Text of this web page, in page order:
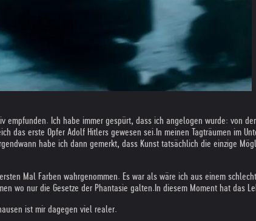
Ich habe immer gespürt, dass ich angelogen wurde: von
das erste Opfer Adolf Hitlers gewesen sei. In meinen Tagträumen im
habe ich dann gemerkt, dass Kunst tatsächlich die einzige
Mal Farben wahrgenommen. Es war als wäre ich aus einem
wo nur die Gesetze der Phantasie galten. In diesem Moment hat das
ist mir dagegen viel realer.